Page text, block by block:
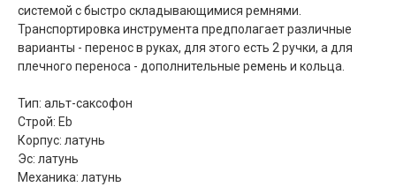
системой с быстро складывающимися ремнями.
Транспортировка инструмента предполагает различные
варианты - перенос в руках, для этого есть 2 ручки, а для
плечного переноса - дополнительные ремень и кольца.
Тип: альт-саксофон
Строй: Eb
Корпус: латунь
Эс: латунь
Механика: латунь